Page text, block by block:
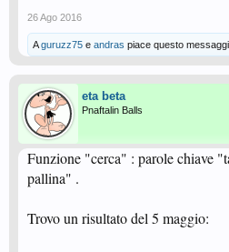
26 Ago 2016
Aguruzz75 e andras piace questo
eta beta
Pnaftalin Balls
Funzione "cerca" : parole chiave
pallina" .
Trovo un risultato del 5 maggio: